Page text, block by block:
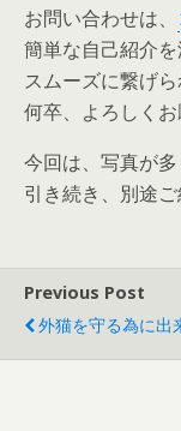
お問い合わせは、
簡単な自己紹介
スムーズに繋げ
何卒、よろしく
今回は、写真が多
引き続き、別途
Previous Post
外猫を守る為に出